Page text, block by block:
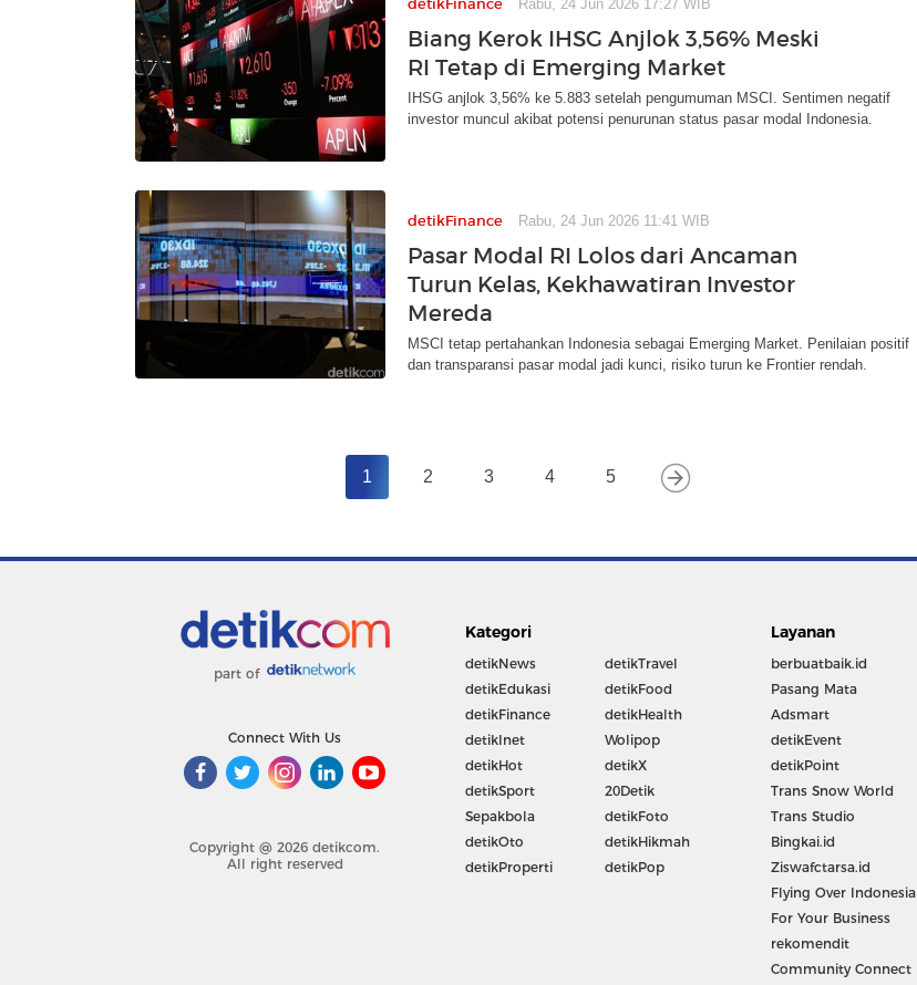
detikFinance Rabu, 24 Jun 2026 17:27 WIB
Biang Kerok IHSG Anjlok 3,56% Meski
RI Tetap di Emerging Market
IHSG anjlok 3,56% ke 5.883 setelah pengumuman MSCI. Sentimen negatif
investor muncul akibat potensi penurunan status pasar modal Indonesia.
detikFinance Rabu, 24 Jun 2026 11:41 WIB
Pasar Modal RI Lolos dari Ancaman
Turun Kelas, Kekhawatiran Investor
Mereda
MSCI tetap pertahankan Indonesia sebagai Emerging Market. Penilaian positif
dan transparansi pasar modal jadi kunci, risiko turun ke Frontier rendah.
1 2 3 4 5
part of
Connect With Us
Copyright @ 2026 detikcom.
All right reserved
Kategori
detikNews
detikEdukasi
detikFinance
detikInet
detikHot
detikSport
Sepakbola
detikOto
detikProperti
detikTravel
detikFood
detikHealth
Wolipop
detikX
20Detik
detikFoto
detikHikmah
detikPop
Layanan
berbuatbaik.id
Pasang Mata
Adsmart
detikEvent
detikPoint
Trans Snow World
Trans Studio
Bingkai.id
Ziswafctarsa.id
Flying Over Indonesia
For Your Business
rekomendit
Community Connect